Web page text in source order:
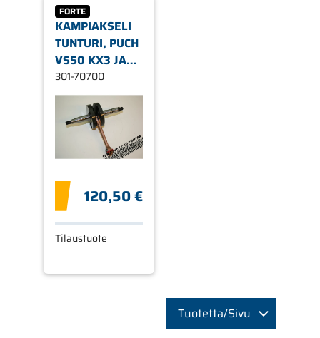
FORTE
KAMPIAKSELI
TUNTURI, PUCH
VS50 KX3 JA
KX4, VZ50
K3X, K4X 3- JA
4-VAIHTEISET
301-70700
120,50 €
Tilaustuote
Tuotetta/Sivu